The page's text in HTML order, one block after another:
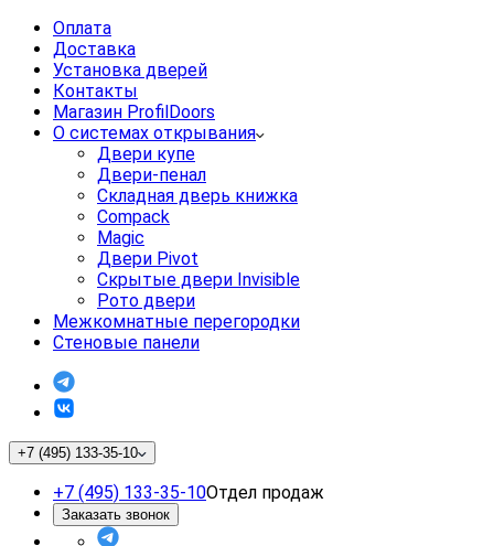
Оплата
Доставка
Установка дверей
Контакты
Магазин ProfilDoors
О системах открывания
Двери купе
Двери-пенал
Складная дверь книжка
Compack
Magic
Двери Pivot
Скрытые двери Invisible
Рото двери
Межкомнатные перегородки
Стеновые панели
+7 (495) 133-35-10
+7 (495) 133-35-10Отдел продаж
Заказать звонок